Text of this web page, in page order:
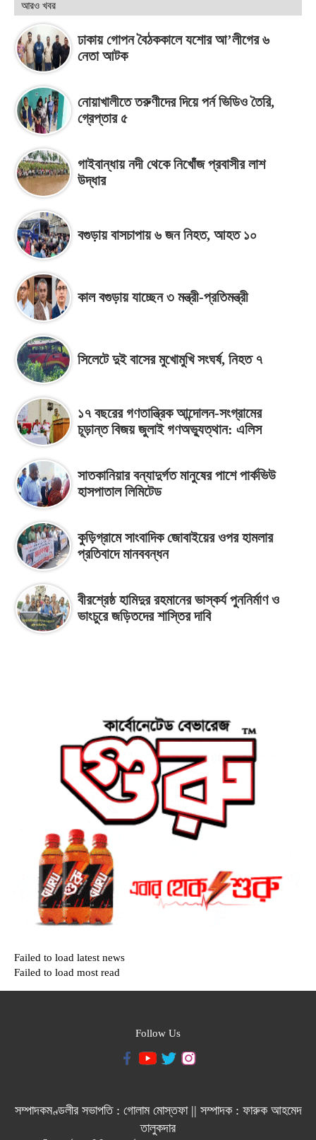
আরও খবর
ঢাকায় গোপন বৈঠককালে যশোর আ’লীগের ৬
নেতা আটক
নোয়াখালীতে তরুণীদের দিয়ে পর্ন ভিডিও তৈরি,
গ্রেপ্তার ৫
গাইবান্ধায় নদী থেকে নিখোঁজ প্রবাসীর লাশ
উদ্ধার
বগুড়ায় বাসচাপায় ৬ জন নিহত, আহত ১০
কাল বগুড়ায় যাচ্ছেন ৩ মন্ত্রী-প্রতিমন্ত্রী
সিলেটে দুই বাসের মুখোমুখি সংঘর্ষ, নিহত ৭
১৭ বছরের গণতান্ত্রিক আন্দোলন-সংগ্রামের
চূড়ান্ত বিজয় জুলাই গণঅভ্যুত্থান: এলিস
সাতকানিয়ার বন্যাদুর্গত মানুষের পাশে পার্কভিউ
হাসপাতাল লিমিটেড
কুড়িগ্রামে সাংবাদিক জোবাইয়ের ওপর হামলার
প্রতিবাদে মানববন্ধন
বীরশ্রেষ্ঠ হামিদুর রহমানের ভাস্কর্য পুননির্মাণ ও
ভাংচুরে জড়িতদের শাস্তির দাবি
Failed to load latest news
Failed to load most read
Follow Us
সম্পাদকমণ্ডলীর সভাপতি : গোলাম মোস্তফা || সম্পাদক : ফারুক আহমেদ
তালুকদার